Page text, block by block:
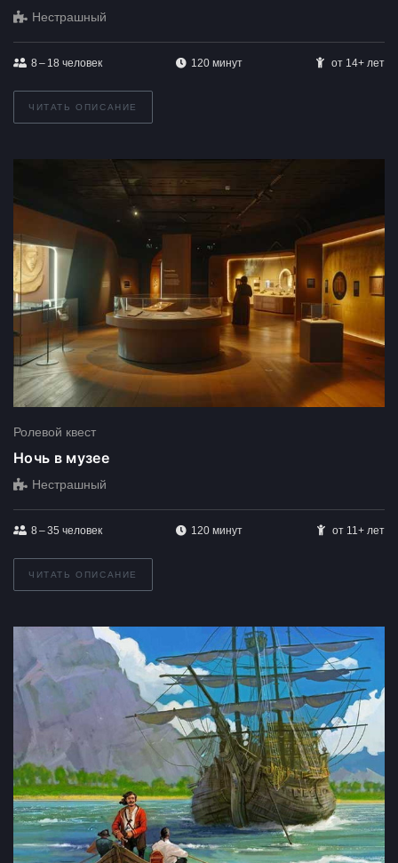
Нестрашный
8 – 18 человек 120 минут от 14+ лет
ЧИТАТЬ ОПИСАНИЕ
Ролевой квест
Ночь в музее
Нестрашный
8 – 35 человек 120 минут от 11+ лет
ЧИТАТЬ ОПИСАНИЕ